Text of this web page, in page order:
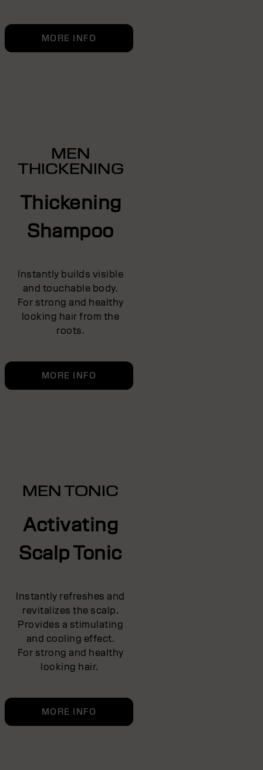
MORE INFO
MEN
THICKENING
Thickening
Shampoo
Instantly builds visible
and touchable body.
For strong and healthy
looking hair from the
roots.
MORE INFO
MEN TONIC
Activating
Scalp Tonic
Instantly refreshes and
revitalizes the scalp.
Provides a stimulating
and cooling effect.
For strong and healthy
looking hair.
MORE INFO